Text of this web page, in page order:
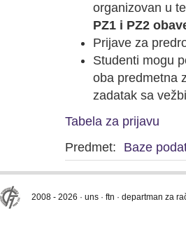
organizovan u
PZ1 i PZ2
Prijave za
Studenti mogu
oba predmetna
zadatak sa
Tabela za prijavu
Predmet:
Baze
2008 - 2026 · uns · ftn · departman za